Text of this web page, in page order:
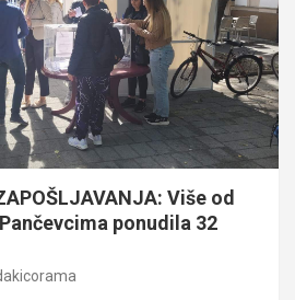
Više od
ponudila 32